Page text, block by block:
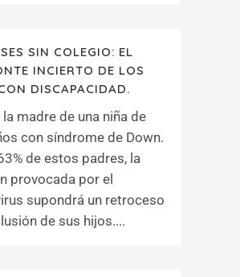
SIN COLEGIO: EL
INCIERTO DE LOS
DISCAPACIDAD.
la madre de una niña de
con síndrome de Down.
de estos padres, la
provocada por el
supondrá un retroceso
de sus hijos....